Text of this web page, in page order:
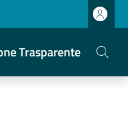
Trasparente